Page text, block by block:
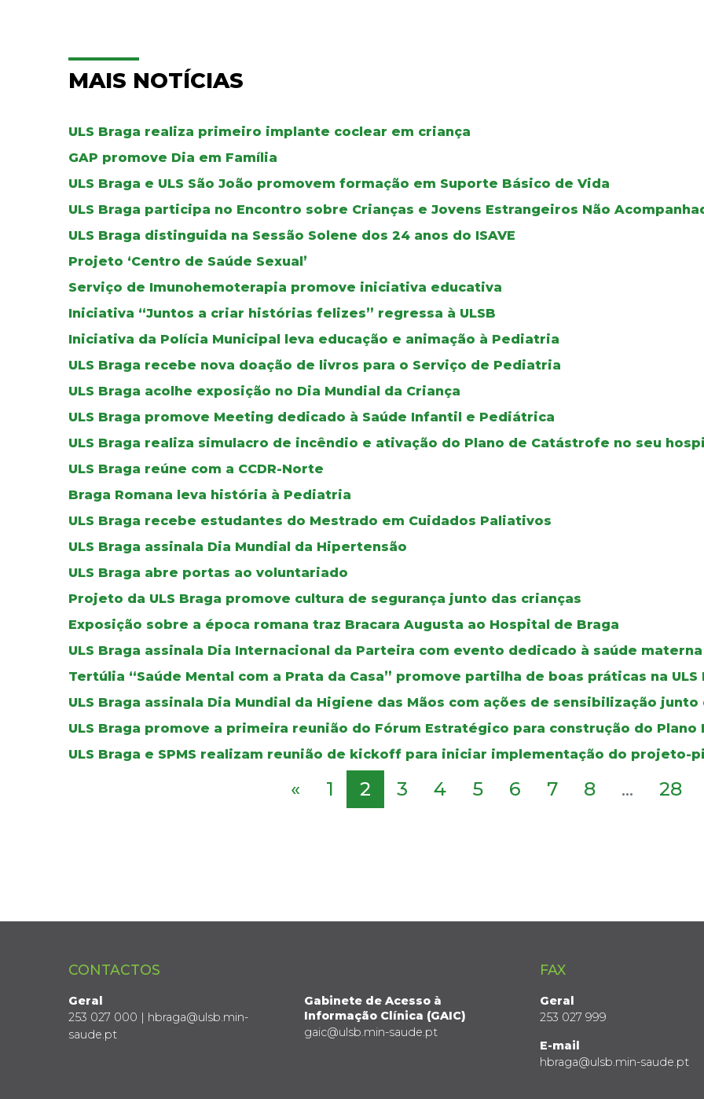
MAIS NOTÍCIAS
ULS Braga realiza primeiro implante coclear em criança
GAP promove Dia em Família
ULS Braga e ULS São João promovem formação em Suporte Básico de Vida
ULS Braga participa no Encontro sobre Crianças e Jovens Estrangeiros Não
ULS Braga distinguida na Sessão Solene dos 24 anos do ISAVE
Projeto ‘Centro de Saúde Sexual’
Serviço de Imunohemoterapia promove iniciativa educativa
Iniciativa “Juntos a criar histórias felizes” regressa à ULSB
Iniciativa da Polícia Municipal leva educação e animação à Pediatria
ULS Braga recebe nova doação de livros para o Serviço de Pediatria
ULS Braga acolhe exposição no Dia Mundial da Criança
ULS Braga promove Meeting dedicado à Saúde Infantil e Pediátrica
ULS Braga realiza simulacro de incêndio e ativação do Plano de Catástrofe no seu
ULS Braga reúne com a CCDR-Norte
Braga Romana leva história à Pediatria
ULS Braga recebe estudantes do Mestrado em Cuidados Paliativos
ULS Braga assinala Dia Mundial da Hipertensão
ULS Braga abre portas ao voluntariado
Projeto da ULS Braga promove cultura de segurança junto das crianças
Exposição sobre a época romana traz Bracara Augusta ao Hospital de Braga
ULS Braga assinala Dia Internacional da Parteira com evento dedicado à saúde
Tertúlia “Saúde Mental com a Prata da Casa” promove partilha de boas práticas na ULS
ULS Braga assinala Dia Mundial da Higiene das Mãos com ações de sensibilização
ULS Braga promove a primeira reunião do Fórum Estratégico para construção do Plano
ULS Braga e SPMS realizam reunião de kickoff para iniciar implementação do
« 1 2 3 4 5 6 7 8 ... 28
CONTACTOS
Geral
253 027 000 | hbraga@ulsb.min-
saude.pt
Gabinete de Acesso à
Informação Clínica (GAIC)
gaic@ulsb.min-saude.pt
FAX
Geral
253 027 999
E-mail
hbraga@ulsb.min-saude.pt